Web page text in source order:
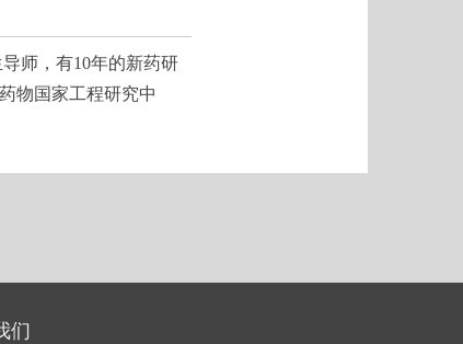
师，有10年的新药研
物国家工程研究中
们